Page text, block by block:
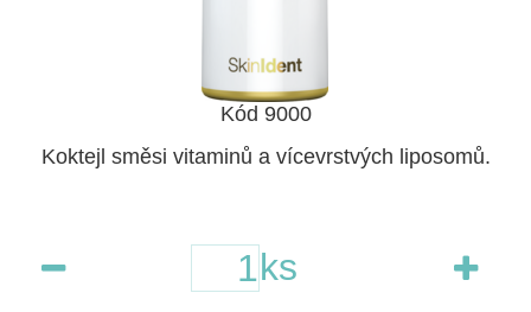
Kód 9000
Koktejl směsi vitaminů a vícevrstvých liposomů.
ks